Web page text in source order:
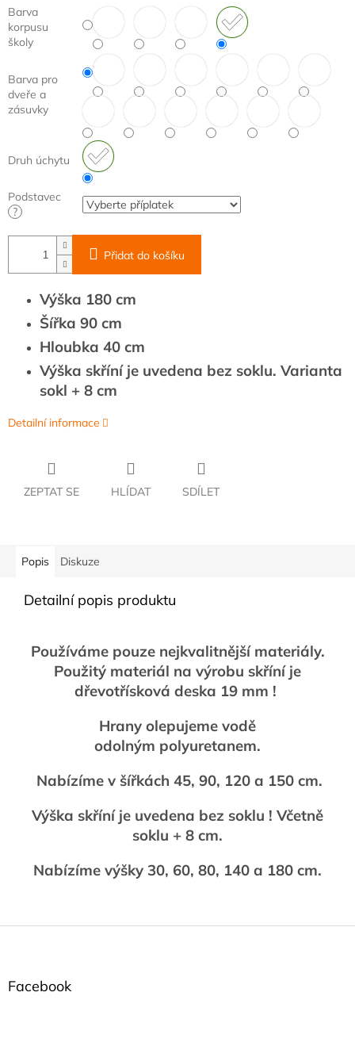
Barva
korpusu
školy
Barva pro
dveře a
zásuvky
Druh úchytu
Podstavec
?
Přidat do košíku
Výška 180 cm
Šířka 90 cm
Hloubka 40 cm
Výška skříní je uvedena bez soklu. Varianta
sokl + 8 cm
Detailní informace
ZEPTAT SE HLÍDAT SDÍLET
Popis Diskuze
Detailní popis produktu
Používáme pouze nejkvalitnější materiály.
Použitý materiál na výrobu skříní je
dřevotřísková deska 19 mm !
Hrany olepujeme vodě
odolným polyuretanem.
Nabízíme v šířkách 45, 90, 120 a 150 cm.
Výška skříní je uvedena bez soklu ! Včetně
soklu + 8 cm.
Nabízíme výšky 30, 60, 80, 140 a 180 cm.
Z
Facebook